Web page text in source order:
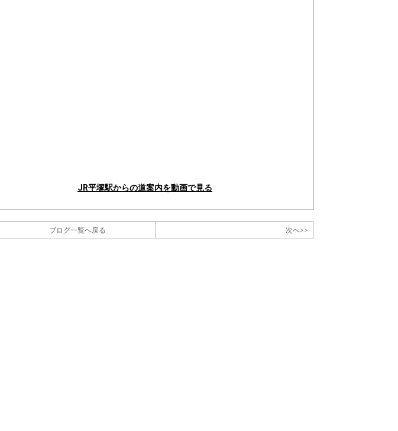
JR平塚駅からの道案内を動画で見る
ブログ一覧へ戻る 次へ>>